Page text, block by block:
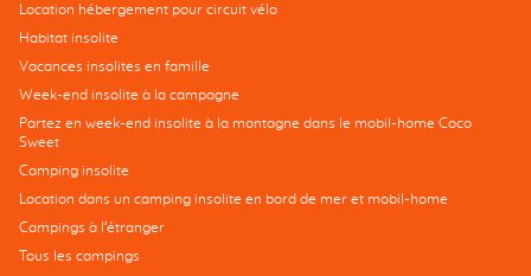
Location hébergement pour circuit vélo
Habitat insolite
Vacances insolites en famille
Week-end insolite à la campagne
Partez en week-end insolite à la montagne dans le mobil-home Coco
Sweet
Camping insolite
Location dans un camping insolite en bord de mer et mobil-home
Campings à l’étranger
Tous les campings